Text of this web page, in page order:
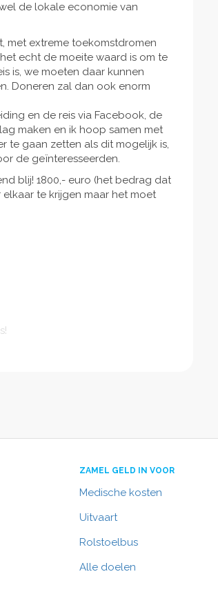
de lokale economie van
met extreme toekomstdromen
echt de moeite waard is om te
is, we moeten daar kunnen
Doneren zal dan ook enorm
en de reis via Facebook, de
maken en ik hoop samen met
te gaan zetten als dit mogelijk is,
de geïnteresseerden.
blij! 1800,- euro (het bedrag dat
te krijgen maar het moet
per groep)
ZAMEL GELD IN VOOR
Medische kosten
Uitvaart
Rolstoelbus
Alle doelen